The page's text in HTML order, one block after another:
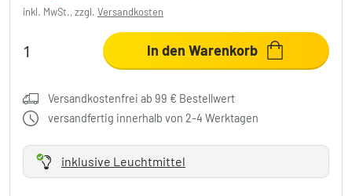
inkl. MwSt., zzgl. Versandkosten
In den Warenkorb
Versandkostenfrei ab 99 € Bestellwert
versandfertig innerhalb von 2-4 Werktagen
inklusive Leuchtmittel